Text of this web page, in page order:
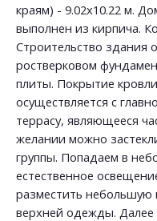
краям) - 9.02х10.22 м.
выполнен из кирпича.
Строительство здания
ростверковом
плиты. Покрытие
осуществляется с
террасу, являющееся
желании можно
группы. Попадаем в
естественное
разместить
верхней одежды.